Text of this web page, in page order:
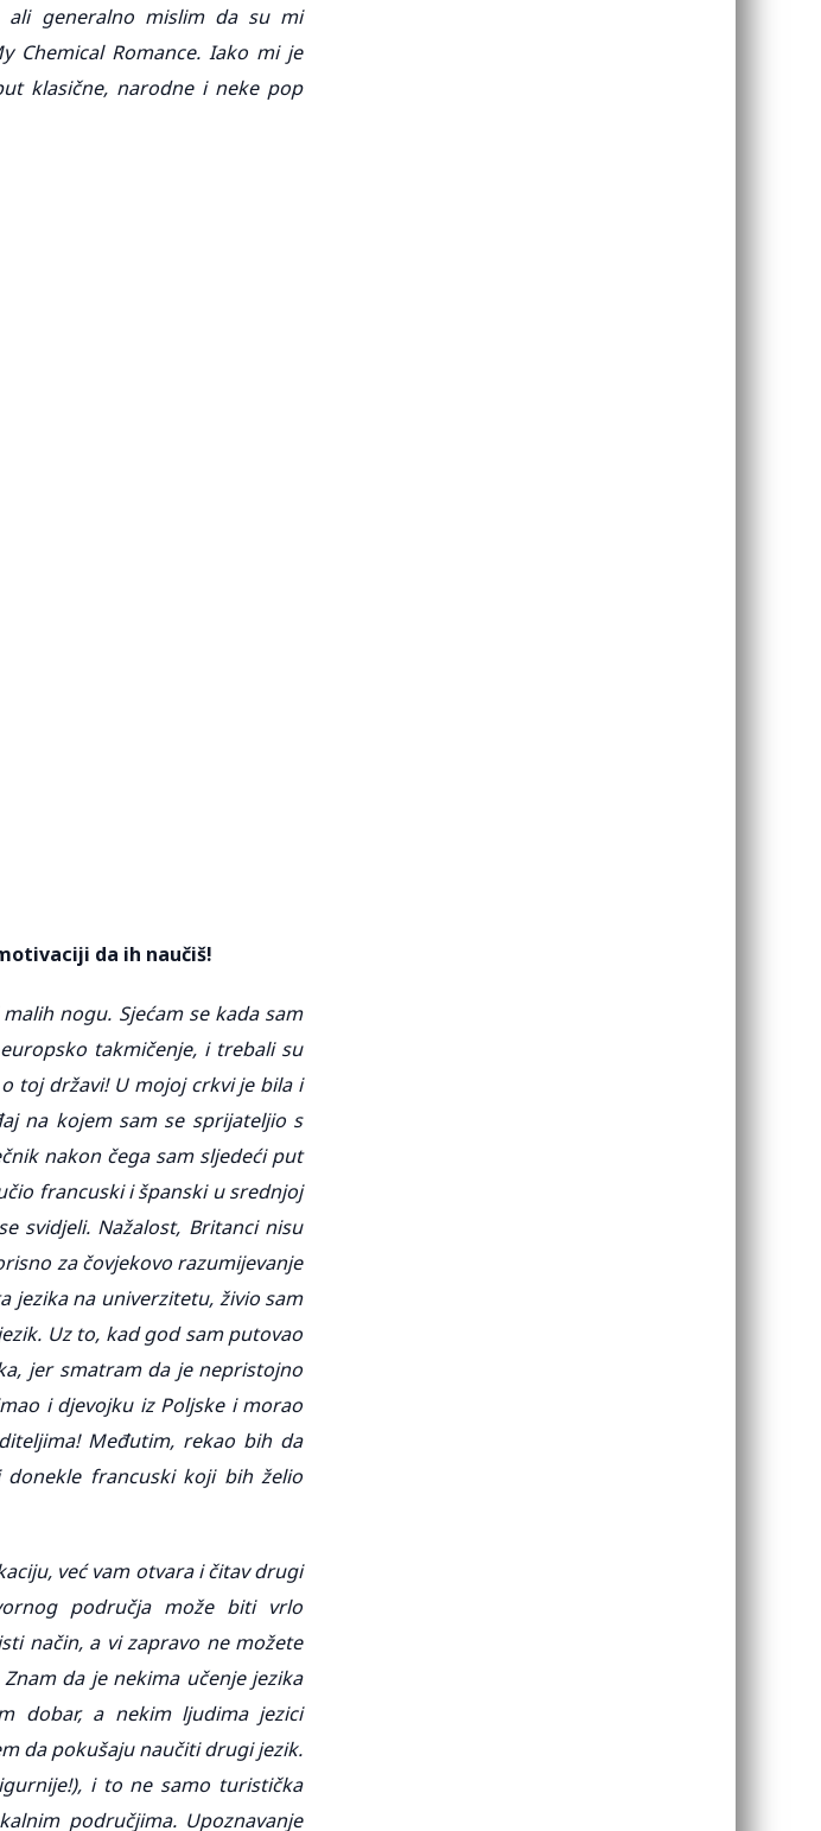
ali generalno mislim da su mi
Chemical Romance. Iako mi je
klasične, narodne i neke pop
da ih naučiš!
nogu. Sjećam se kada sam
takmičenje, i trebali su
toj državi! U mojoj crkvi je bila i
na kojem sam se sprijateljio s
nakon čega sam sljedeći put
francuski i španski u srednjoj
svidjeli. Nažalost, Britanci nisu
za čovjekovo razumijevanje
jezika na univerzitetu, živio sam
Uz to, kad god sam putovao
jer smatram da je nepristojno
i djevojku iz Poljske i morao
Međutim, rekao bih da
francuski koji bih želio
već vam otvara i čitav drugi
područja može biti vrlo
način, a vi zapravo ne možete
da je nekima učenje jezika
dobar, a nekim ljudima jezici
da pokušaju naučiti drugi jezik.
i to ne samo turistička
područjima. Upoznavanje